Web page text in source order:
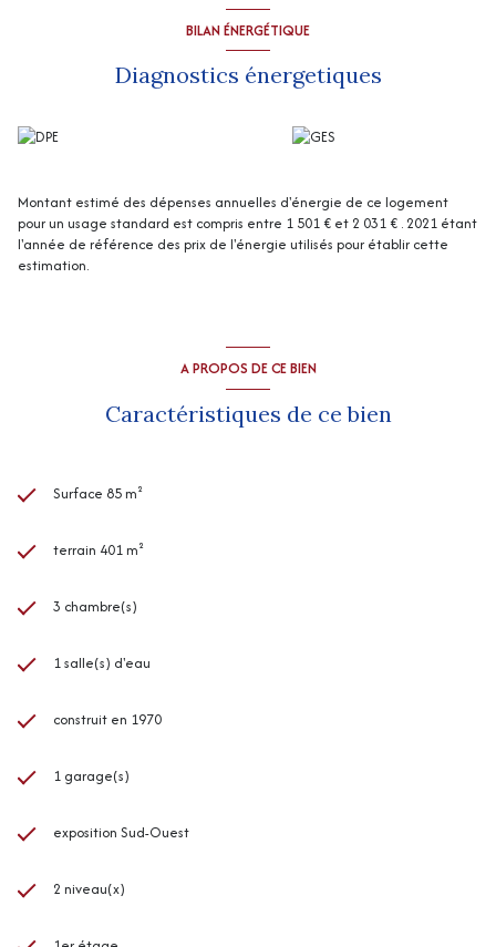
BILAN ÉNERGÉTIQUE
Diagnostics énergetiques
Montant estimé des dépenses annuelles d'énergie de ce logement
pour un usage standard est compris entre 1 501 € et 2 031 € . 2021 étant
l'année de référence des prix de l'énergie utilisés pour établir cette
estimation.
A PROPOS DE CE BIEN
Caractéristiques de ce bien
Surface 85 m²
terrain 401 m²
3 chambre(s)
1 salle(s) d'eau
construit en 1970
1 garage(s)
exposition Sud-Ouest
2 niveau(x)